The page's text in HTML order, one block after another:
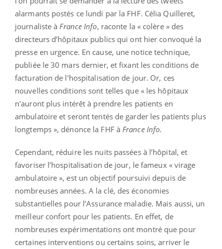
alarmants postés ce lundi par la FHF. Célia Quilleret,
journaliste à France Info, raconte la « colère » des
directeurs d’hôpitaux publics qui ont hier convoqué la
presse en urgence. En cause, une notice technique,
publiée le 30 mars dernier, et fixant les conditions de
facturation de l’hospitalisation de jour. Or, ces
nouvelles conditions sont telles que « les hôpitaux
n'auront plus intérêt à prendre les patients en
ambulatoire et seront tentés de garder les patients plus
longtemps », dénonce la FHF à France Info.
Cependant, réduire les nuits passées à l’hôpital, et
favoriser l’hospitalisation de jour, le fameux « virage
ambulatoire », est un objectif poursuivi depuis de
nombreuses années. A la clé, des économies
substantielles pour l’Assurance maladie. Mais aussi, un
meilleur confort pour les patients. En effet, de
nombreuses expérimentations ont montré que pour
certaines interventions ou certains soins, arriver le